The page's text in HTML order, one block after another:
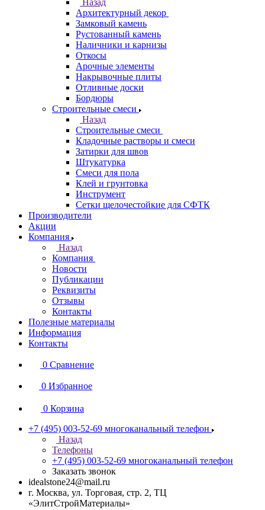
Назад
Архитектурный декор
Замковый камень
Рустованный камень
Наличники и карнизы
Откосы
Арочные элементы
Накрывочные плиты
Отливные доски
Бордюры
Строительные смеси
Назад
Строительные смеси
Кладочные растворы и смеси
Затирки для швов
Штукатурка
Смеси для пола
Клей и грунтовка
Инструмент
Сетки щелочестойкие для СФТК
Производители
Акции
Компания
Назад
Компания
Новости
Публикации
Реквизиты
Отзывы
Контакты
Полезные материалы
Информация
Контакты
0 Сравнение
0 Избранное
0 Корзина
+7 (495) 003-52-69 многоканальный телефон
Назад
Телефоны
+7 (495) 003-52-69 многоканальный телефон
Заказать звонок
idealstone24@mail.ru
г. Москва, ул. Торговая, стр. 2, ТЦ
«ЭлитСтройМатериалы»